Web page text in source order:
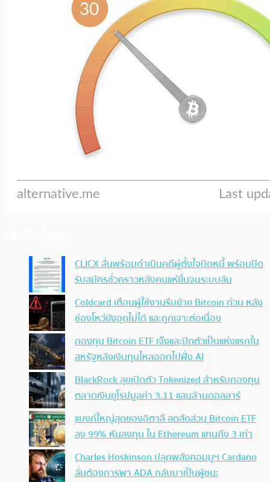
CLICX ลั่นพร้อมดำเนินคดีผู้ตั้งใจบิดหนี้ พร้อมปิด
รับสมัครชั่วคราวหลังคนแห่ยื่นจนระบบล้น
Coldcard เตือนผู้ใช้งานรีบย้าย Bitcoin ด่วน หลัง
ช่องโหว่ยังอุดไม่ได้ และถูกเจาะต่อเนื่อง
กองทุน Bitcoin ETF เจ๊งและปิดตัวเป็นแห่งแรกใน
สหรัฐหลังเงินทุนไหลออกไปฝั่ง AI
BlackRock ลุยเปิดตัว Tokenized สำหรับกองทุน
ตลาดเงินยุโรปมูลค่า 3.11 แสนล้านดอลลาร์
แบงก์ใหญ่สุดของอิตาลี ลดสัดส่วน Bitcoin ETF
ลง 99% หันลงทุน ใน Ethereum แทนถึง 3 เท่า
Charles Hoskinson ปลุกพลังคอมมูฯ Cardano
ลั่นต้องการพา ADA กลับมาเป็นผู้ชนะ